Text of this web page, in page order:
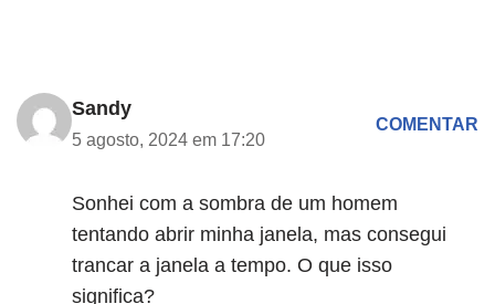
Sandy
5 agosto, 2024 em 17:20
COMENTAR
Sonhei com a sombra de um homem
tentando abrir minha janela, mas consegui
trancar a janela a tempo. O que isso
significa?